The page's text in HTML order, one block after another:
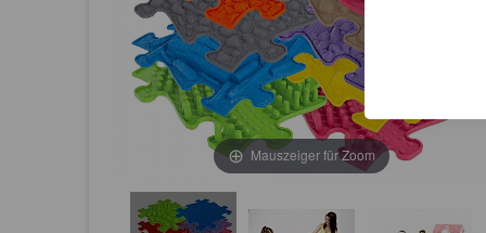
Mauszeiger für Zoom